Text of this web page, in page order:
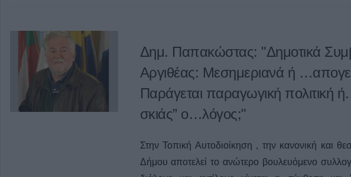
Δημ. Παπακώστας: "Δημοτικά
Αργιθέας: Μεσημεριανά ή
Παράγεται παραγωγική πολιτική
σκιάς” ο…λόγος;"
Στην Τοπική Αυτοδιοίκηση , την κανονική και
Δήμου αποτελεί το ανώτερο βουλευόμενο